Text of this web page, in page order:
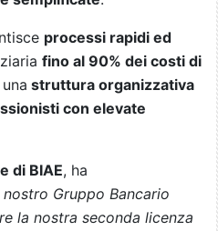
processi rapidi ed
fino al 90% dei costi di
struttura organizzativa
con elevate
di BIAE, ha
nostro Gruppo Bancario
la nostra seconda licenza